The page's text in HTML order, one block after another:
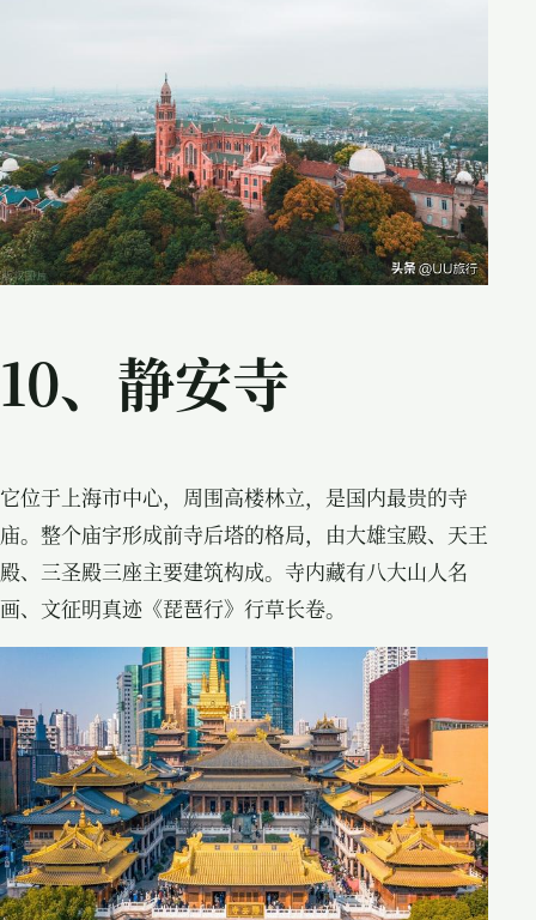
10、静安寺
它位于上海市中心，周围高楼林立，是国内最贵的寺
庙。整个庙宇形成前寺后塔的格局，由大雄宝殿、天王
殿、三圣殿三座主要建筑构成。寺内藏有八大山人名
画、文征明真迹《琵琶行》行草长卷。